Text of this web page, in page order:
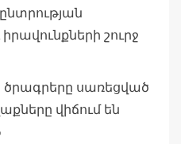
շուրջ
սառեցված
վիճում են